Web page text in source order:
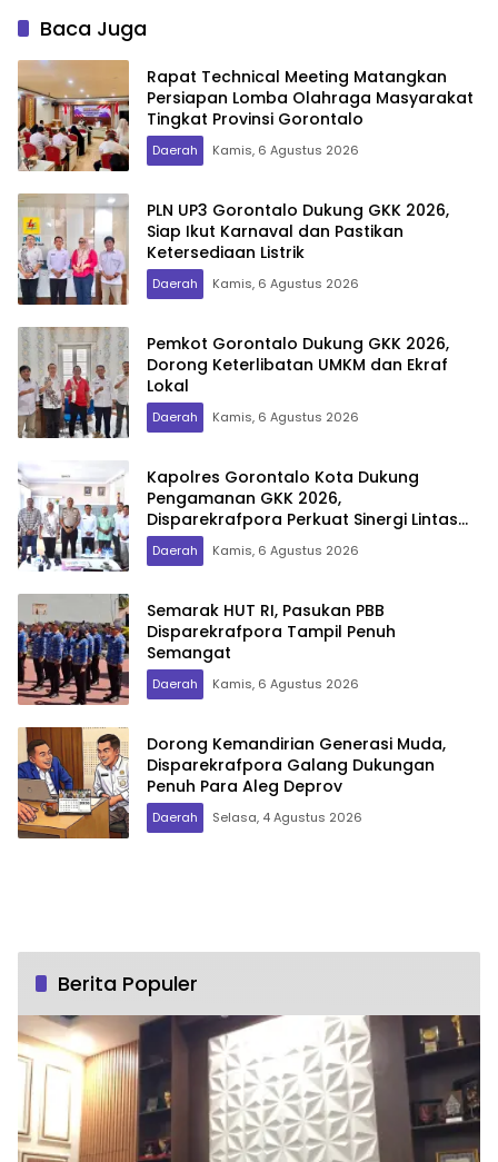
Baca Juga
Rapat Technical Meeting Matangkan
Persiapan Lomba Olahraga Masyarakat
Tingkat Provinsi Gorontalo
Daerah Kamis, 6 Agustus 2026
PLN UP3 Gorontalo Dukung GKK 2026,
Siap Ikut Karnaval dan Pastikan
Ketersediaan Listrik
Daerah Kamis, 6 Agustus 2026
Pemkot Gorontalo Dukung GKK 2026,
Dorong Keterlibatan UMKM dan Ekraf
Lokal
Daerah Kamis, 6 Agustus 2026
Kapolres Gorontalo Kota Dukung
Pengamanan GKK 2026,
Disparekrafpora Perkuat Sinergi Lintas
Sektor
Daerah Kamis, 6 Agustus 2026
Semarak HUT RI, Pasukan PBB
Disparekrafpora Tampil Penuh
Semangat
Daerah Kamis, 6 Agustus 2026
Dorong Kemandirian Generasi Muda,
Disparekrafpora Galang Dukungan
Penuh Para Aleg Deprov
Daerah Selasa, 4 Agustus 2026
Berita Populer